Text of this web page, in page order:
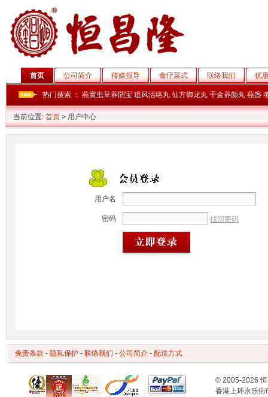
首页 公司简介 传媒报导 食疗菜式 联络我们 优
热门搜索 ： 燕窝虫草养阴宝 追风活络丸 仙方御龙丸 千金养颜丸 燕盏
当前位置: 首页 >用户中心
用户名
密码 找回密码
免责条款 - 隐私保护 - 联络我们 - 公司简介 - 配送方式
© 2005-2026 恒
香港上环永乐街